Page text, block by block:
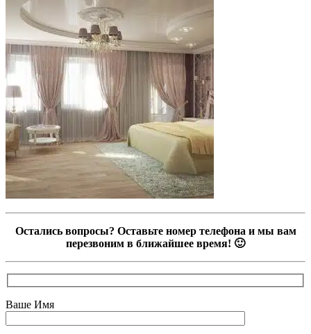
Остались вопросы? Оставьте номер телефона и мы вам
перезвоним в ближайшее время! 🙂
Ваше Имя